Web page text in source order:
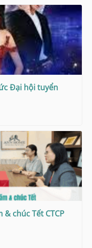
Đại hội tuyển
chúc Tết CTCP